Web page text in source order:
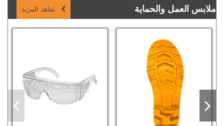
ملابس العمل والحماية شاهد المزيد